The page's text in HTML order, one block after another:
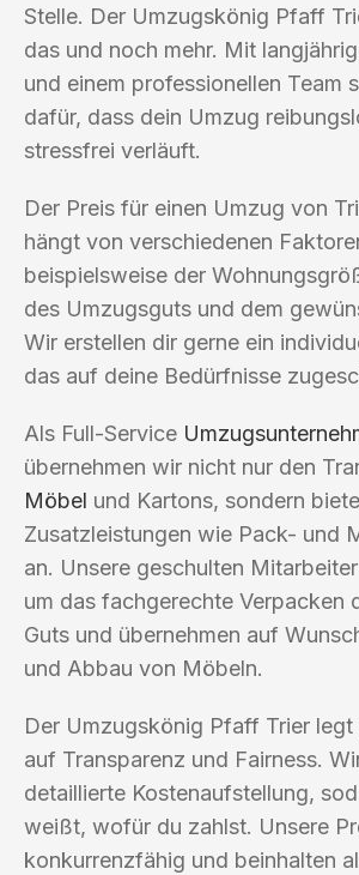
Stelle. Der Umzugskönig Pfaff
das und noch mehr. Mit
und einem professionellen Team
dafür, dass dein Umzug
stressfrei verläuft.
Der Preis für einen Umzug von
hängt von verschiedenen
beispielsweise der
des Umzugsguts und dem
Wir erstellen dir gerne ein
das auf deine Bedürfnisse
Als Full-Service
übernehmen wir nicht nur den
Möbel und Kartons, sondern
Zusatzleistungen wie Pack- und
an. Unsere geschulten
um das fachgerechte Verpacken
Guts und übernehmen auf
und Abbau von Möbeln.
Der Umzugskönig Pfaff Trier
auf Transparenz und Fairness.
detaillierte Kostenaufstellung,
weißt, wofür du zahlst. Unsere
konkurrenzfähig und beinhalten